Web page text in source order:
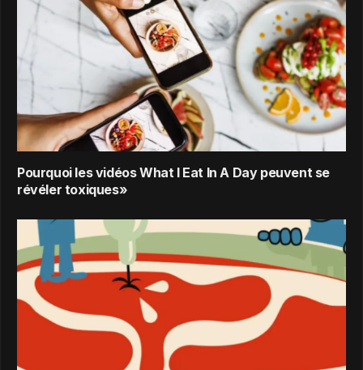
Pourquoi les vidéos What I Eat In A Day peuvent se
révéler toxiques»